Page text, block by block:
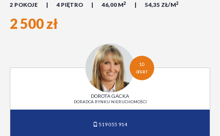
2 POKOJE 4 PIĘTRO 46,00 M2 54,35 ZŁ/M2
2 500 zł
10
OFERT
DOROTA GACKA
DORADCA RYNKU NIERUCHOMOŚCI
519 055 914